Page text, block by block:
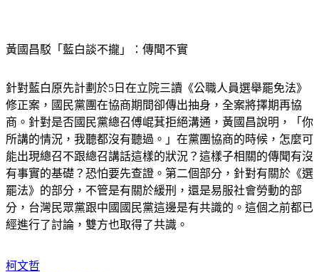
針對藍白原先計劃於5日在立院三讀《公職人員選舉罷免法》
修正案，國民黨團在協商期間卻傳出抽身，全案將擇期再協
商。針對是否國民黨總召傅崐萁拒絕溝通，黃國昌說明，「你
所講的情況，我聽都沒有聽過。」在黨團協商的時候，怎麼可
能出現總召不跟總召講話這樣的狀況？這樣子相關的傳聞有沒
有事實的基礎？恐怕要先查證。第二個部分，針對有關於《選
罷法》的部分，不管是有關於緩刑，還是易服社會勞動的部
分，台灣民眾黨跟中國國民黨這邊是有共識的。這個之前都已